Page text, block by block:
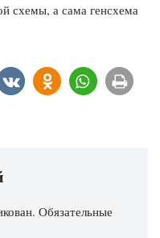
схемы, а сама генсхема
Обязательные